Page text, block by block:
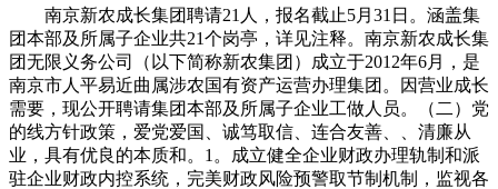
南京新农成长集团聘请21人，报名截止5月31日。涵盖集
团本部及所属子企业共21个岗亭，详见注释。南京新农成长集
团无限义务公司（以下简称新农集团）成立于2012年6月，是
南京市人平易近曲属涉农国有资产运营办理集团。因营业成长
需要，现公开聘请集团本部及所属子企业工做人员。（二）党
的线方针政策，爱党爱国、诚笃取信、连合友善、、清廉从
业，具有优良的本质和。1。成立健全企业财政办理轨制和派
驻企业财政内控系统，完美财政风险预警取节制机制，监视各